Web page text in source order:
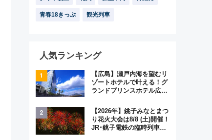
青春18きっぷ 観光列車
人気ランキング
【広島】瀬戸内海を望むリ
ゾートホテルで叶える！グ
ランドプリンスホテル広島
ジュアルパーティープラン
【2026年】銚子みなとまつ
り花火大会は8/8 (土)開催！
JR･銚子電鉄の臨時列車や